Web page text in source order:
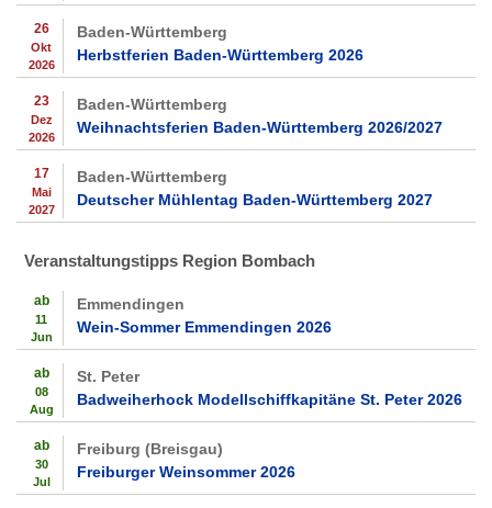
26
Okt
2026
Baden-Württemberg
Herbstferien Baden-Württemberg 2026
23
Dez
2026
Baden-Württemberg
Weihnachtsferien Baden-Württemberg 2026/2027
17
Mai
2027
Baden-Württemberg
Deutscher Mühlentag Baden-Württemberg 2027
Veranstaltungstipps Region Bombach
ab
11
Jun
Emmendingen
Wein-Sommer Emmendingen 2026
ab
08
Aug
St. Peter
Badweiherhock Modellschiffkapitäne St. Peter 2026
ab
30
Jul
Freiburg (Breisgau)
Freiburger Weinsommer 2026